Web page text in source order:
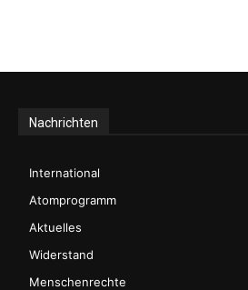
Nachrichten
International
Atomprogramm
Aktuelles
Widerstand
Menschenrechte